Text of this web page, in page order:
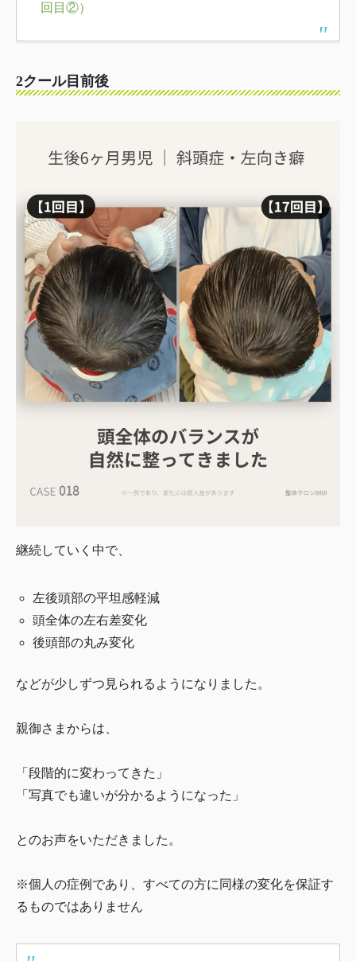
回目②）
2クール目前後
継続していく中で、
左後頭部の平坦感軽減
頭全体の左右差変化
後頭部の丸み変化
などが少しずつ見られるようになりました。
親御さまからは、
「段階的に変わってきた」
「写真でも違いが分かるようになった」
とのお声をいただきました。
※個人の症例であり、すべての方に同様の変化を保証す
るものではありません